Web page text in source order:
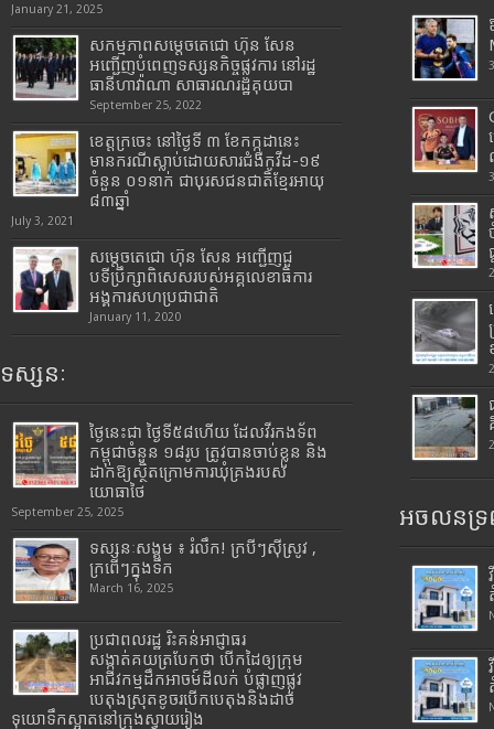
January 21, 2025
សកម្មភាពសម្តេចតេជោ ហ៊ុន សែន
អញ្ជើញបំពេញទស្សនកិច្ចផ្លូវការ នៅរដ្ឋ
ធានីហាវ៉ាណា សាធារណរដ្ឋគុយបា
September 25, 2022
ខេត្តក្រចេះ នៅថ្ងៃទី ៣ ខែកក្កដានេះ
មានករណីស្លាប់ដោយសារជំងឺកូវីដ-១៩
ចំនួន ០១នាក់ ជាបុរសជនជាតិខ្មែរអាយុ
៨៣ឆ្នាំ
July 3, 2021
សម្តេចតេជោ ហ៊ុន សែន អញ្ជើញជួ
បទីប្រឹក្សាពិសេសរបស់អគ្គលេខាធិការ
អង្គការសហប្រជាជាតិ
January 11, 2020
ទស្សនៈ
ថ្ងៃនេះជា ថ្ងៃទី៥៨ហើយ ដែលវីរកងទ័ព
កម្ពុជាចំនួន ១៨រូប ត្រូវបានចាប់ខ្លួន និង
ដាក់ឱ្យស្ថិតក្រោមការឃុំគ្រងរបស់
យោធាថៃ
September 25, 2025
ទស្សនៈសង្គម ៖ រំលឹក! ក្របីៗស៊ីស្រូវ ,
ក្រពើៗក្នុងទឹក
March 16, 2025
ប្រជាពលរដ្ឋ រិះគន់អាជ្ញាធរ
សង្កាត់គយត្របែកថា បើកដៃឲ្យក្រុម
អាជីវកម្មដឹកអាចម៍ដីលក់ បំផ្លាញផ្លូវ
បេតុងស្រុតខូចរបើកបេតុងនិងដាច់
ទុយោទឹកស្អាតនៅក្រុងស្វាយរៀង
អចលនទ្រ